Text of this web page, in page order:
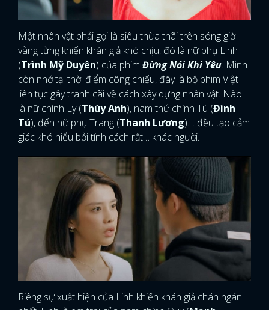
Một nhân vật phải gọi là siêu thừa thãi trên sóng giờ
vàng từng khiến khán giả khó chịu, đó là nữ phụ Linh
(Trình Mỹ Duyên) của phim Đừng Nói Khi Yêu. Mình
còn nhớ tại thời điểm công chiếu, đây là bộ phim Việt
liên tục gây tranh cãi về cách xây dựng nhân vật. Nào
là nữ chính Ly (Thùy Anh), nam thứ chính Tú (Đình
Tú), đến nữ phụ Trang (Thanh Lương).... đều tạo cảm
giác khó hiểu bởi tính cách rất… khác người.
Riêng sự xuất hiện của Linh khiến khán giả chán ngán